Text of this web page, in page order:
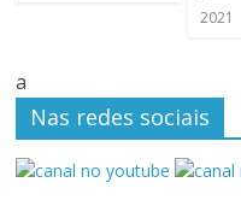
2021
a
Nas redes sociais